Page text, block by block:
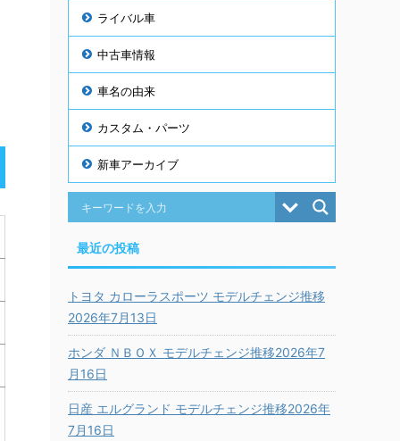
ライバル車
中古車情報
車名の由来
カスタム・パーツ
新車アーカイブ
最近の投稿
トヨタ カローラスポーツ モデルチェンジ推移
2026年7月13日
ホンダ ＮＢＯＸ モデルチェンジ推移2026年7
月16日
日産 エルグランド モデルチェンジ推移2026年
7月16日